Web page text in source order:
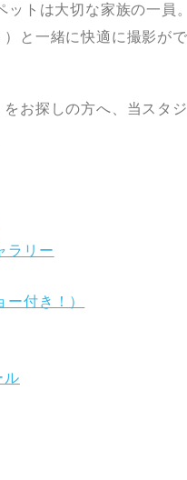
トは大切な家族の一員
と一緒に快適に撮影が
お探しの方へ、当スタ
ラリー
付き！）
ル